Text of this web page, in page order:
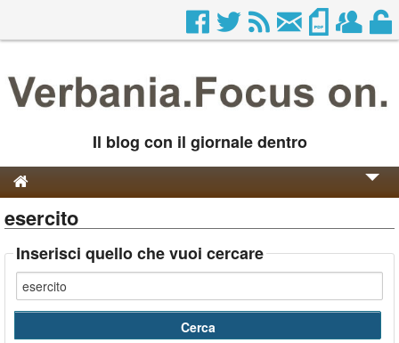
Il blog con il giornale dentro
Genesi e Storia
Contatti
esercito
Inserisci quello che vuoi cercare